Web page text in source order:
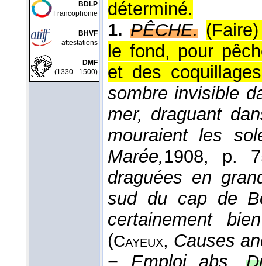
BDLP
Francophonie
BHVF
attestations
DMF
(1330 - 1500)
déterminé.
1. PÊCHE.
le fond, pour
et des
sombre invisible
mer, draguant
mouraient les
Marée,1908, p.
draguées en
sud du cap de
certainement
(Cayeux, Causes
− Emploi abs.